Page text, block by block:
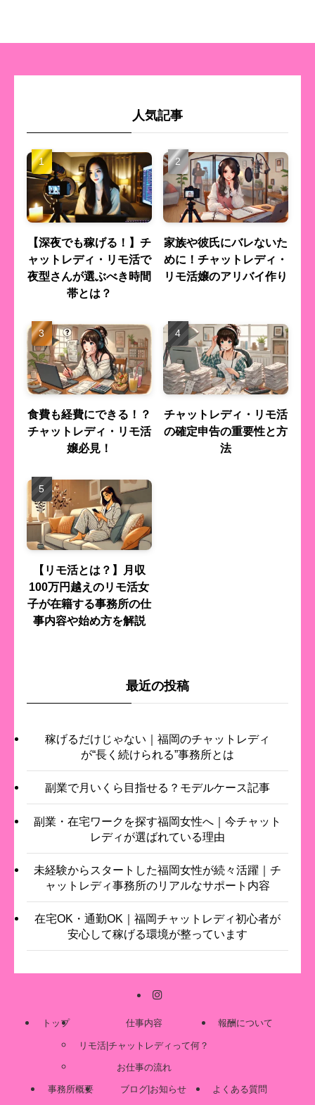
人気記事
【深夜でも稼げる！】チ
ャットレディ・リモ活で
夜型さんが選ぶべき時間
帯とは？
家族や彼氏にバレないた
めに！チャットレディ・
リモ活嬢のアリバイ作り
食費も経費にできる！？
チャットレディ・リモ活
嬢必見！
チャットレディ・リモ活
の確定申告の重要性と方
法
【リモ活とは？】月収
100万円越えのリモ活女
子が在籍する事務所の仕
事内容や始め方を解説
最近の投稿
稼げるだけじゃない｜福岡のチャットレディ
が“長く続けられる”事務所とは
副業で月いくら目指せる？モデルケース記事
副業・在宅ワークを探す福岡女性へ｜今チャット
レディが選ばれている理由
未経験からスタートした福岡女性が続々活躍｜チ
ャットレディ事務所のリアルなサポート内容
在宅OK・通勤OK｜福岡チャットレディ初心者が
安心して稼げる環境が整っています
トップ 仕事内容
リモ活|チャットレディって何？
お仕事の流れ
報酬について
事務所概要 ブログ|お知らせ よくある質問